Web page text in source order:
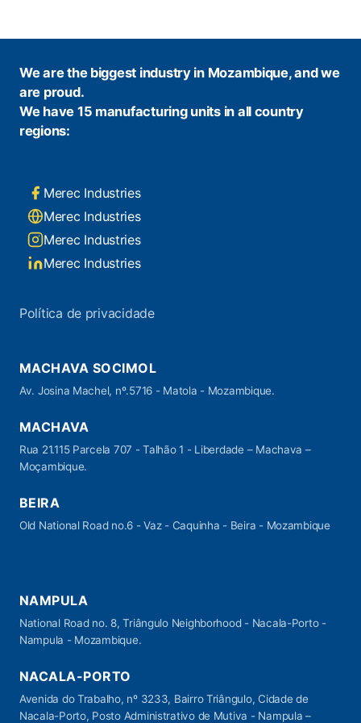
We are the biggest industry in Mozambique, and we
are proud.
We have 15 manufacturing units in all country
regions:
Merec Industries
Merec Industries
Merec Industries
Merec Industries
Política de privacidade
MACHAVA SOCIMOL
Av. Josina Machel, nº.5716 - Matola - Mozambique.
MACHAVA
Rua 21.115 Parcela 707 - Talhão 1 - Liberdade – Machava –
Moçambique.
BEIRA
Old National Road no.6 - Vaz - Caquinha - Beira - Mozambique
NAMPULA
National Road no. 8, Triângulo Neighborhood - Nacala-Porto -
Nampula - Mozambique.
NACALA-PORTO
Avenida do Trabalho, nº 3233, Bairro Triângulo, Cidade de
Nacala-Porto, Posto Administrativo de Mutiva - Nampula –